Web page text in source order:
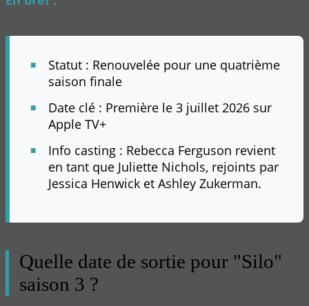
Statut : Renouvelée pour une quatrième
saison finale
Date clé : Première le 3 juillet 2026 sur
Apple TV+
Info casting : Rebecca Ferguson revient
en tant que Juliette Nichols, rejoints par
Jessica Henwick et Ashley Zukerman.
Quelle date de sortie pour "Silo"
saison 3 ?